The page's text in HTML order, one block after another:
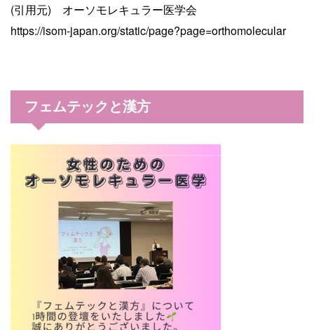
(引用元) オーソモレキュラー医学会
https://isom-japan.org/static/page?page=orthomolecular
フェムテックと漢方